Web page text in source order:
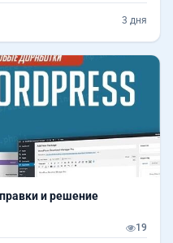
3 дня
и решение
19